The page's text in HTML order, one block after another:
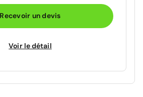
Recevoir un devis
Voir le détail